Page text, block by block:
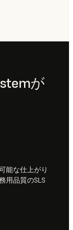
が
能な仕上がり
用品質のSLS